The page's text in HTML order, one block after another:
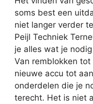
soms best een
niet langer verder
Peijl Techniek
je alles wat je
Van remblokken
nieuwe accu tot
onderdelen die je
terecht. Het is niet